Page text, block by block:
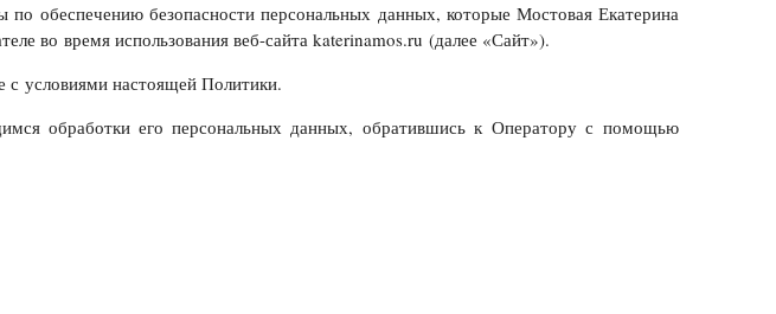
обеспечению безопасности персональных данных, которые Мостовая Екатерина
во время использования веб-сайта katerinamos.ru (далее «Сайт»).
с условиями настоящей Политики.
обработки его персональных данных, обратившись к Оператору с помощью